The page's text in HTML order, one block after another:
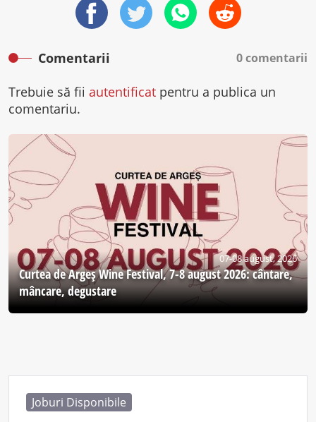
Comentarii 0 comentarii
Trebuie să fii autentificat pentru a publica un
comentariu.
07-08 august, 2026
Curtea de Argeş Wine Festival, 7-8 august 2026: cântare,
mâncare, degustare
Joburi Disponibile